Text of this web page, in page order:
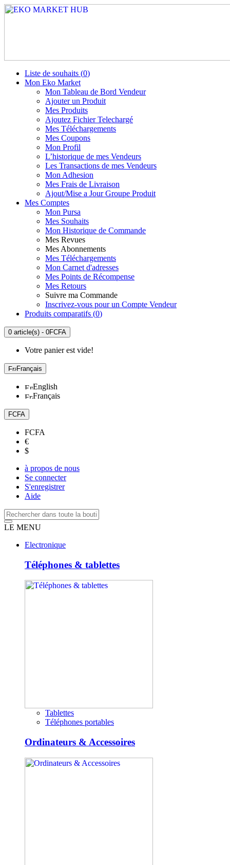
Liste de souhaits (0)
Mon Eko Market
Mon Tableau de Bord Vendeur
Ajouter un Produit
Mes Produits
Ajoutez Fichier Telechargé
Mes Téléchargements
Mes Coupons
Mon Profil
L’historique de mes Vendeurs
Les Transactions de mes Vendeurs
Mon Adhesion
Mes Frais de Livraison
Ajout/Mise a Jour Groupe Produit
Mes Comptes
Mon Pursa
Mes Souhaits
Mon Historique de Commande
Mes Revues
Mes Abonnements
Mes Téléchargements
Mon Carnet d'adresses
Mes Points de Récompense
Mes Retours
Suivre ma Commande
Inscrivez-vous pour un Compte Vendeur
Produits comparatifs (0)
0 article(s) - 0FCFA
Votre panier est vide!
Français
English
Français
FCFA
FCFA
€
$
à propos de nous
Se connecter
S'enregistrer
Aide
LE MENU
Electronique
Téléphones & tablettes
Tablettes
Téléphones portables
Ordinateurs & Accessoires